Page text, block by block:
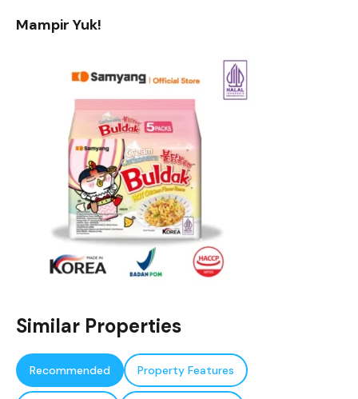
Mampir Yuk!
Similar Properties
Recommended Property Features